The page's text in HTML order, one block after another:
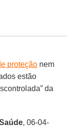
proteção nem
estão
da
, 06-04-